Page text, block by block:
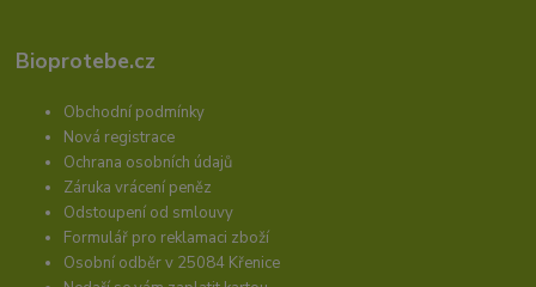
Bioprotebe.cz
Obchodní podmínky
Nová registrace
Ochrana osobních údajů
Záruka vrácení peněz
Odstoupení od smlouvy
Formulář pro reklamaci zboží
Osobní odběr v 25084 Křenice